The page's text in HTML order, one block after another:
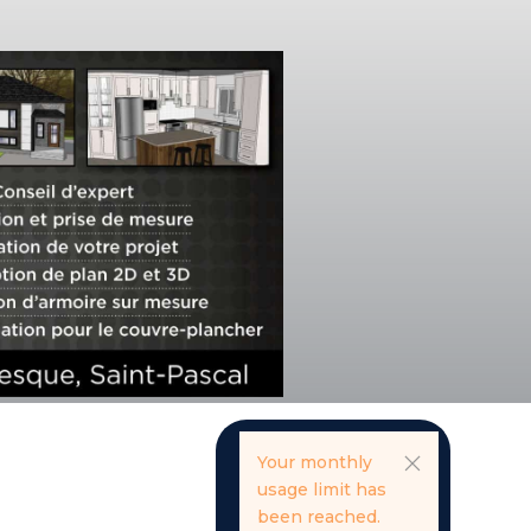
Your monthly
usage limit has
been reached.